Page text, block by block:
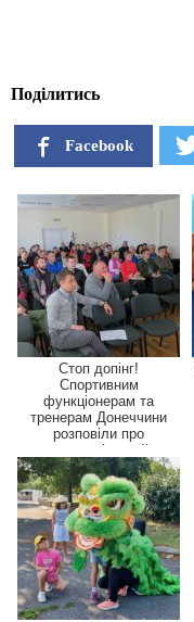
Поділитись
Facebook
Стоп допінг!
Спортивним
функціонерам та
тренерам Донеччини
розповіли про
антидопінговий
контроль